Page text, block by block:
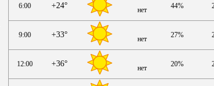
6:00 +24° нет 44%
9:00 +33° нет 27%
12:00 +36° нет 20%